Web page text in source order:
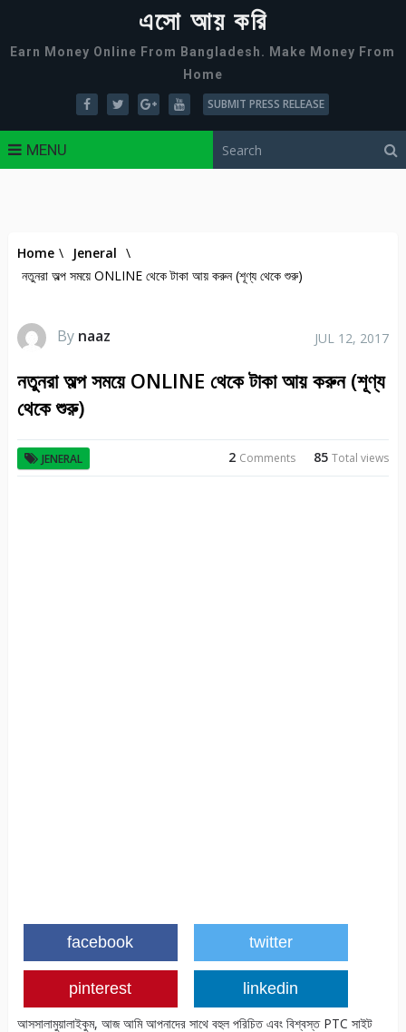
এসো আয় করি
Earn Money Online From Bangladesh. Make Money From
Home
SUBMIT PRESS RELEASE
MENU
Home \ Jeneral \
নতুনরা অল্প সময়ে ONLINE থেকে টাকা আয় করুন (শূণ্য থেকে শুরু)
By naaz JUL 12, 2017
নতুনরা অল্প সময়ে ONLINE থেকে টাকা আয় করুন (শূণ্য
থেকে শুরু)
JENERAL 85Total views
2 Comments
facebook twitter
pinterest linkedin
আসসালামুয়ালাইকুম, আজ আমি আপনাদের সাথে বহুল পরিচিত এবং বিশ্বস্ত PTC সাইট